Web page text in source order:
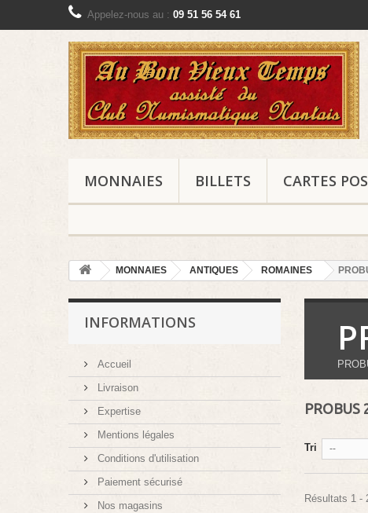
Appelez-nous au : 09 51 56 54 61
MONNAIES BILLETS CARTES
MONNAIES ANTIQUES ROMAINES
INFORMATIONS
Accueil
Livraison
Expertise
Mentions légales
Conditions d'utilisation
Paiement sécurisé
Nos magasins
PROBUS
Tri --
Résultats 1 -